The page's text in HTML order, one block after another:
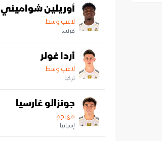
أوريلين شواميني
لاعب وسط
فرنسا
أردا غولر
لاعب وسط
تركيا
جونزالو غارسيا
مهاجم
إسبانيا